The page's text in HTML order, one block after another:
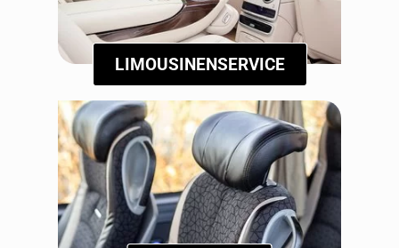
LIMOUSINENSERVICE